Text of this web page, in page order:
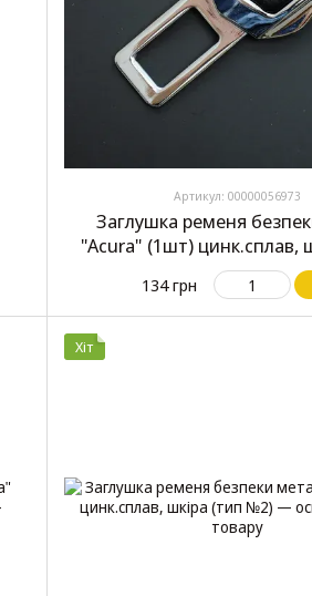
Артикул: 00000056973
Заглушка ременя
"Acura" (1шт) цинк.сплав,
№2)
134 грн
Хіт